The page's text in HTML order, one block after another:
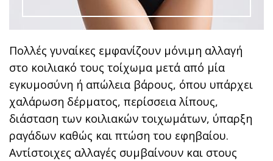
Πολλές γυναίκες εμφανίζουν μόνιμη αλλαγή
στο κοιλιακό τους τοίχωμα μετά από μία
εγκυμοσύνη ή απώλεια βάρους, όπου υπάρχει
χαλάρωση δέρματος, περίσσεια λίπους,
διάσταση των κοιλιακών τοιχωμάτων, ύπαρξη
ραγάδων καθώς και πτώση του εφηβαίου.
Αντίστοιχες αλλαγές συμβαίνουν και στους